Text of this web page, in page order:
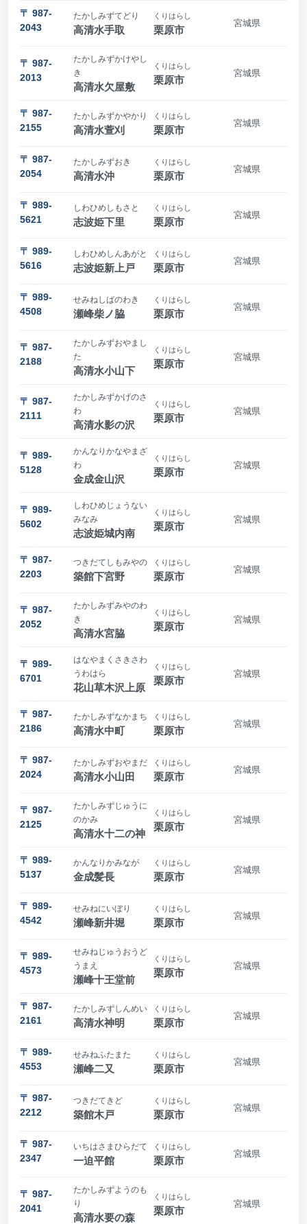
〒 987-
2043
たかしみずてどり
高清水手取
くりはらし
栗原市
宮城県
〒 987-
2013
たかしみずかけやし
き
高清水欠屋敷
くりはらし
栗原市
宮城県
〒 987-
2155
たかしみずかやかり
高清水萱刈
くりはらし
栗原市
宮城県
〒 987-
2054
たかしみずおき
高清水沖
くりはらし
栗原市
宮城県
〒 989-
5621
しわひめしもさと
志波姫下里
くりはらし
栗原市
宮城県
〒 989-
5616
しわひめしんあがと
志波姫新上戸
くりはらし
栗原市
宮城県
〒 989-
4508
せみねしばのわき
瀬峰柴ノ脇
くりはらし
栗原市
宮城県
〒 987-
2188
たかしみずおやまし
た
高清水小山下
くりはらし
栗原市
宮城県
〒 987-
2111
たかしみずかげのさ
わ
高清水影の沢
くりはらし
栗原市
宮城県
〒 989-
5128
かんなりかなやまざ
わ
金成金山沢
くりはらし
栗原市
宮城県
〒 989-
5602
しわひめじょうない
みなみ
志波姫城内南
くりはらし
栗原市
宮城県
〒 987-
2203
つきだてしもみやの
築館下宮野
くりはらし
栗原市
宮城県
〒 987-
2052
たかしみずみやのわ
き
高清水宮脇
くりはらし
栗原市
宮城県
〒 989-
6701
はなやまくさきさわ
うわはら
花山草木沢上原
くりはらし
栗原市
宮城県
〒 987-
2186
たかしみずなかまち
高清水中町
くりはらし
栗原市
宮城県
〒 987-
2024
たかしみずおやまだ
高清水小山田
くりはらし
栗原市
宮城県
〒 987-
2125
たかしみずじゅうに
のかみ
高清水十二の神
くりはらし
栗原市
宮城県
〒 989-
5137
かんなりかみなが
金成髪長
くりはらし
栗原市
宮城県
〒 989-
4542
せみねにいぼり
瀬峰新井堀
くりはらし
栗原市
宮城県
〒 989-
4573
せみねじゅうおうど
うまえ
瀬峰十王堂前
くりはらし
栗原市
宮城県
〒 987-
2161
たかしみずしんめい
高清水神明
くりはらし
栗原市
宮城県
〒 989-
4553
せみねふたまた
瀬峰二又
くりはらし
栗原市
宮城県
〒 987-
2212
つきだてきど
築館木戸
くりはらし
栗原市
宮城県
〒 987-
2347
いちはさまひらだて
一迫平館
くりはらし
栗原市
宮城県
〒 987-
2041
たかしみずようのも
り
高清水要の森
くりはらし
栗原市
宮城県